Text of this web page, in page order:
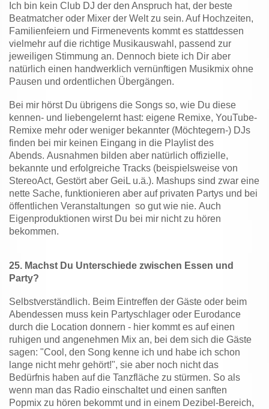
Ich bin kein Club DJ der den Anspruch hat, der beste
Beatmatcher oder Mixer der Welt zu sein. Auf Hochzeiten,
Familienfeiern und Firmenevents kommt es stattdessen
vielmehr auf die richtige Musikauswahl, passend zur
jeweiligen Stimmung an. Dennoch biete ich Dir aber
natürlich einen handwerklich vernünftigen Musikmix ohne
Pausen und ordentlichen Übergängen.
Bei mir hörst Du übrigens die Songs so, wie Du diese
kennen- und liebengelernt hast: eigene Remixe, YouTube-
Remixe mehr oder weniger bekannter (Möchtegern-) DJs
finden bei mir keinen Eingang in die Playlist des
Abends. Ausnahmen bilden aber natürlich offizielle,
bekannte und erfolgreiche Tracks (beispielsweise von
StereoAct, Gestört aber GeiL u.ä.). Mashups sind zwar eine
nette Sache, funktionieren aber auf privaten Partys und bei
öffentlichen Veranstaltungen so gut wie nie. Auch
Eigenproduktionen wirst Du bei mir nicht zu hören
bekommen.
25. Machst Du Unterschiede zwischen Essen und
Party?
Selbstverständlich. Beim Eintreffen der Gäste oder beim
Abendessen muss kein Partyschlager oder Eurodance
durch die Location donnern - hier kommt es auf einen
ruhigen und angenehmen Mix an, bei dem sich die Gäste
sagen: "Cool, den Song kenne ich und habe ich schon
lange nicht mehr gehört!", sie aber noch nicht das
Bedürfnis haben auf die Tanzfläche zu stürmen. So als
wenn man das Radio einschaltet und einen sanften
Popmix zu hören bekommt und in einem Dezibel-Bereich,